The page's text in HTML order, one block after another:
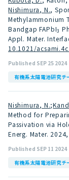
Nishimura, N.,
Methylammonium
Bandgap FAPbI3
Appl. Mater.
10.1021/
Published SEP 25 2024
有機系太陽電池研究チ
Nishimura, N.;
Method for
Passivation via
Energ. Mater.
Published SEP 11 2024
有機系太陽電池研究チ